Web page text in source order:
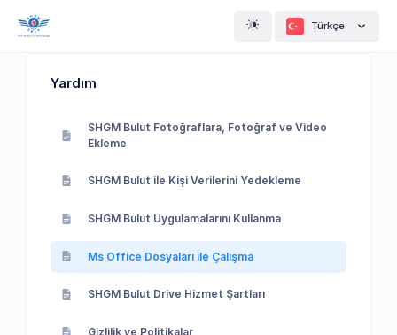
Türkçe
Yardım
SHGM Bulut Fotoğraflara, Fotoğraf ve Video
Ekleme
SHGM Bulut ile Kişi Verilerini Yedekleme
SHGM Bulut Uygulamalarını Kullanma
Ms Office Dosyaları ile Çalışma
SHGM Bulut Drive Hizmet Şartları
Gizlilik ve Politikalar